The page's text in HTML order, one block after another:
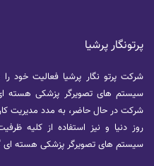
پرتونگار پرشیا
شرکت پرتو نگار پرشیا فعالیت خود
شرکت در حال حاضر، به مدد مدیریت
روز دنیا و نیز استفاده از کلیه
سیستم های تصویرگر پزشکی هسته ای